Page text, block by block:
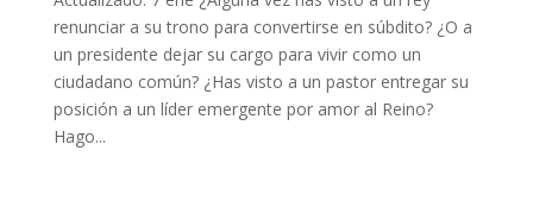
renunciar a su trono para convertirse en súbdito? ¿O a
un presidente dejar su cargo para vivir como un
ciudadano común? ¿Has visto a un pastor entregar su
posición a un líder emergente por amor al Reino?
Hago...